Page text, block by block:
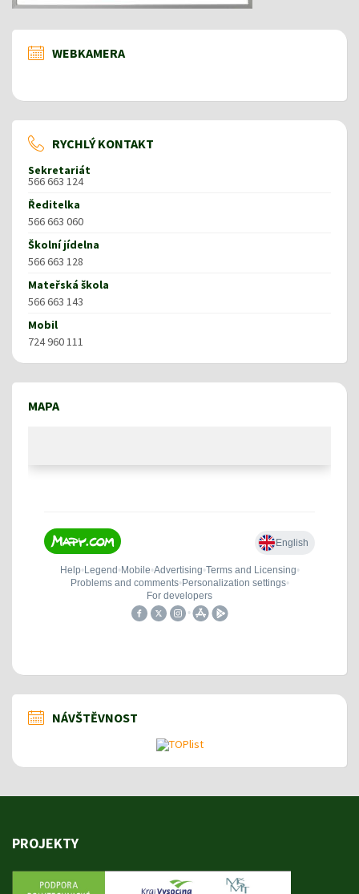
WEBKAMERA
RYCHLÝ KONTAKT
Sekretariát
566 663 124
Ředitelka
566 663 060
Školní jídelna
566 663 128
Mateřská škola
566 663 143
Mobil
724 960 111
MAPA
NÁVŠTĚVNOST
PROJEKTY